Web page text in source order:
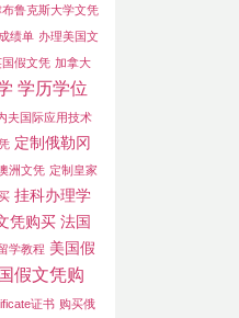
布鲁克斯大学文凭
绩单 办理美国文
国假文凭 加拿大
学历学位
夫国际应用技术
定制俄勒冈
洲文凭 定制皇家
挂科办理学
凭购买 法国
学教程 美国假
假文凭购
证书 购买俄